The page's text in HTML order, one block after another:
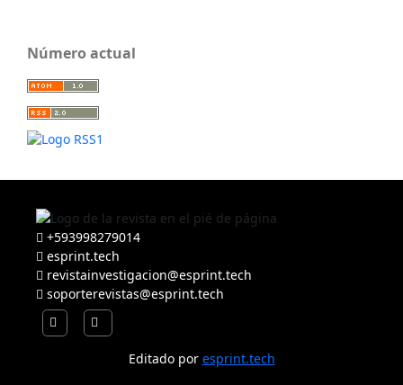
Número actual
+593998279014
esprint.tech
revistainvestigacion@esprint.tech
soporterevistas@esprint.tech
Editado por esprint.tech